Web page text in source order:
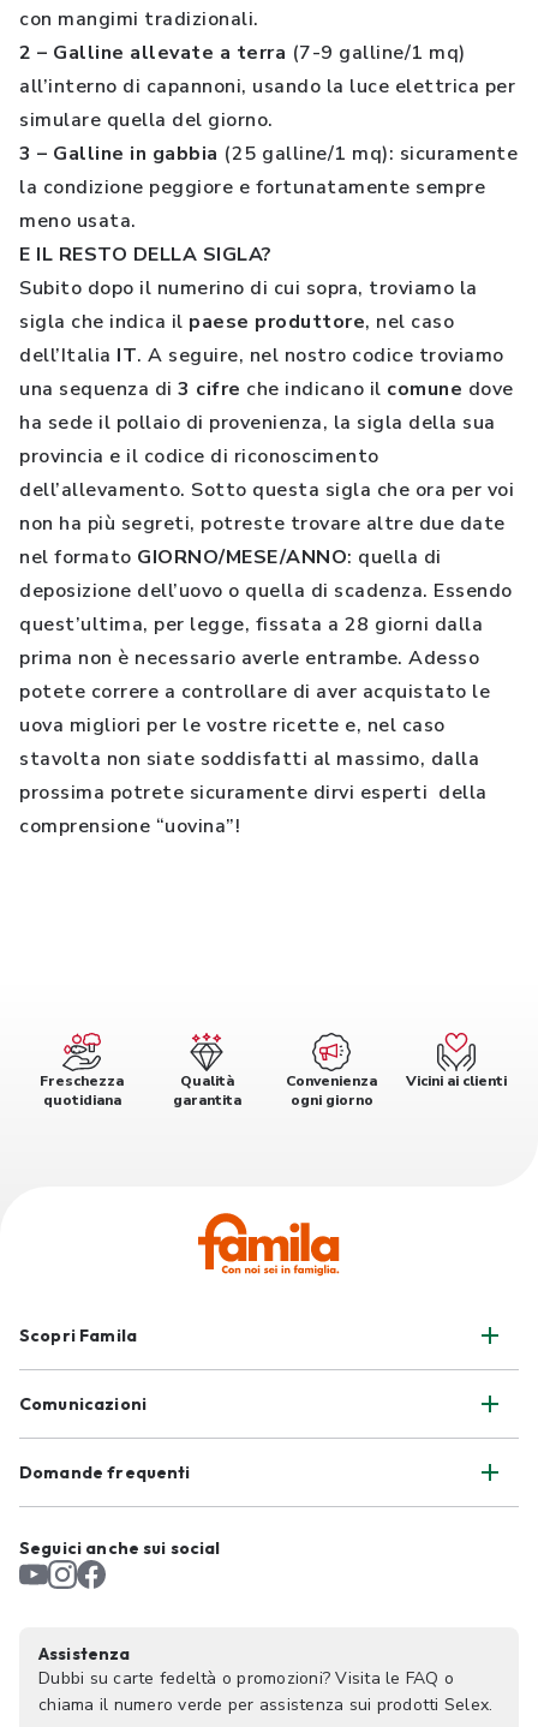
con mangimi tradizionali.
2 – Galline allevate a terra (7-9 galline/1 mq)
all’interno di capannoni, usando la luce elettrica per
simulare quella del giorno.
3 – Galline in gabbia (25 galline/1 mq): sicuramente
la condizione peggiore e fortunatamente sempre
meno usata.
E IL RESTO DELLA SIGLA?
Subito dopo il numerino di cui sopra, troviamo la
sigla che indica il paese produttore, nel caso
dell’Italia IT. A seguire, nel nostro codice troviamo
una sequenza di 3 cifre che indicano il comune dove
ha sede il pollaio di provenienza, la sigla della sua
provincia e il codice di riconoscimento
dell’allevamento. Sotto questa sigla che ora per voi
non ha più segreti, potreste trovare altre due date
nel formato GIORNO/MESE/ANNO: quella di
deposizione dell’uovo o quella di scadenza. Essendo
quest’ultima, per legge, fissata a 28 giorni dalla
prima non è necessario averle entrambe. Adesso
potete correre a controllare di aver acquistato le
uova migliori per le vostre ricette e, nel caso
stavolta non siate soddisfatti al massimo, dalla
prossima potrete sicuramente dirvi esperti della
comprensione “uovina”!
Freschezza
quotidiana
Qualità
garantita
Convenienza
ogni giorno
Vicini ai clienti
Scopri Famila
Comunicazioni
Domande frequenti
Seguici anche sui social
Assistenza
Dubbi su carte fedeltà o promozioni? Visita le FAQ o
chiama il numero verde per assistenza sui prodotti Selex.